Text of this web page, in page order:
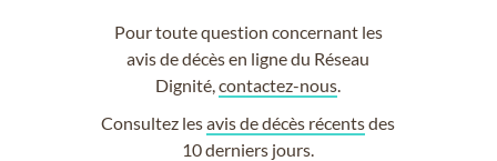
Pour toute question concernant les
avis de décès en ligne du Réseau
Dignité,contactez-nous
Consultez lesavis de décès récentsdes
10 derniers jours.